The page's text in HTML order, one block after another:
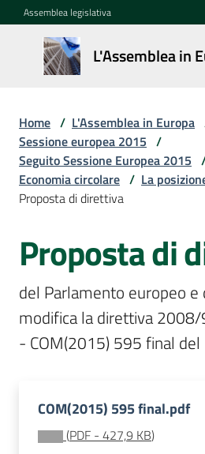
Vai al contenuto
Vai alla navigazione
Vai al footer
Assemblea legislativa
L'Assemblea in
L'Assemblea
in Europa
Cos'è
la
Sessione
europea
La
Rete
regionale
Le
Sessioni
Notizie
Home / L'Assemblea in Europa
Sessione europea 2015 /
Seguito Sessione Europea 2015
Economia circolare / La
Proposta di direttiva
Proposta di
del Parlamento europeo e
modifica la direttiva
- COM(2015) 595 final
COM(2015) 595 final.pdf
(PDF - 427,9 KB)